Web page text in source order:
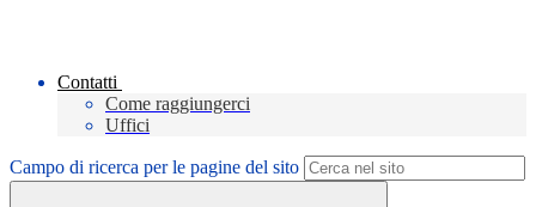
Contatti
Come raggiungerci
Uffici
Campo di ricerca per le pagine del sito